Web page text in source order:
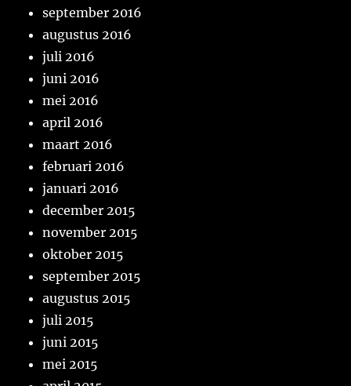
september 2016
augustus 2016
juli 2016
juni 2016
mei 2016
april 2016
maart 2016
februari 2016
januari 2016
december 2015
november 2015
oktober 2015
september 2015
augustus 2015
juli 2015
juni 2015
mei 2015